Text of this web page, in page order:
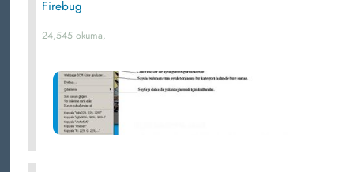
Firebug
24,545 okuma,